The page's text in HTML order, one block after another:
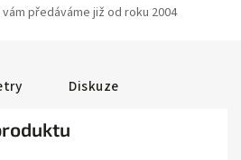
předáváme již od roku 2004
Diskuze